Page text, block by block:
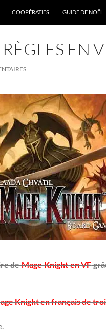
COOPÉRATIFS GUIDE DE NOËL
EN
deMage Knight en VF
Knight en français de